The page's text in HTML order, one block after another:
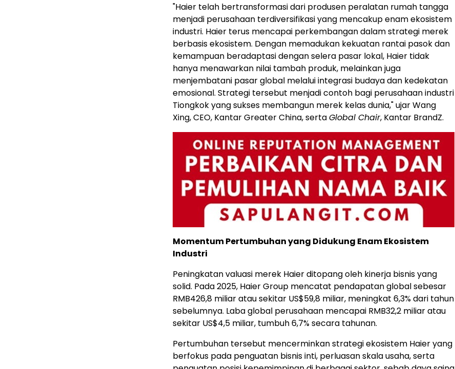
"Haier telah bertransformasi dari produsen peralatan rumah tangga
menjadi perusahaan terdiversifikasi yang mencakup enam ekosistem
industri. Haier terus mencapai perkembangan dalam strategi merek
berbasis ekosistem. Dengan memadukan kekuatan rantai pasok dan
kemampuan beradaptasi dengan selera pasar lokal, Haier tidak
hanya menawarkan nilai tambah produk, melainkan juga
menjembatani pasar global melalui integrasi budaya dan kedekatan
emosional. Strategi tersebut menjadi contoh bagi perusahaan industri
Tiongkok yang sukses membangun merek kelas dunia," ujar Wang
Xing, CEO, Kantar Greater China, sertaGlobal Chair, Kantar BrandZ.
Momentum Pertumbuhan yang Didukung Enam Ekosistem
Industri
Peningkatan valuasi merek Haier ditopang oleh kinerja bisnis yang
solid. Pada 2025, Haier Group mencatat pendapatan global sebesar
RMB426,8 miliar atau sekitar US$59,8 miliar, meningkat 6,3% dari tahun
sebelumnya. Laba global perusahaan mencapai RMB32,2 miliar atau
sekitar US$4,5 miliar, tumbuh 6,7% secara tahunan.
Pertumbuhan tersebut mencerminkan strategi ekosistem Haier yang
berfokus pada penguatan bisnis inti, perluasan skala usaha, serta